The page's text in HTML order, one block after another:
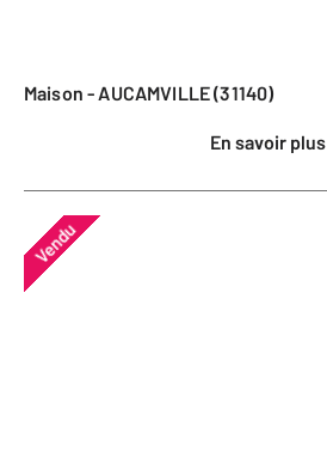
Maison - AUCAMVILLE (31140)
En savoir plus
Vendu